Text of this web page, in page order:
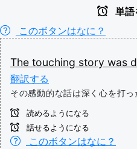
単語
このボタンはなに？
The touching story was
翻訳する
その感動的な話は深く心を打っ
読めるようになる
話せるようになる
このボタンはなに？